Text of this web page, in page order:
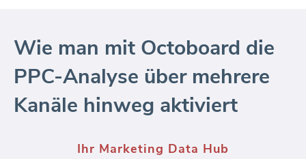
Wie man mit Octoboard die
PPC-Analyse über mehrere
Kanäle hinweg aktiviert
Verbinden Sie PPC-Datenquellen